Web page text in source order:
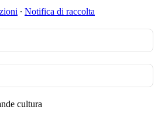
∙ Notifica di raccolta
cultura